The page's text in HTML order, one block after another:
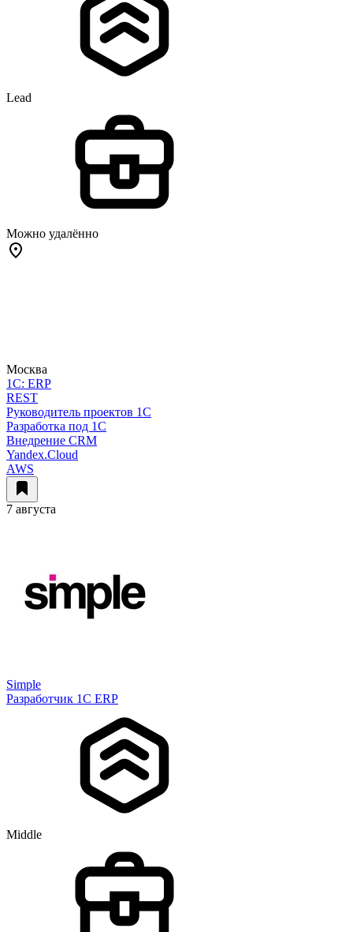
Lead
Можно удалённо
Москва
1C: ERP
REST
Руководитель проектов 1С
Разработка под 1С
Внедрение CRM
Yandex.Cloud
AWS
7 августа
Simple
Разработчик 1С ERP
Middle